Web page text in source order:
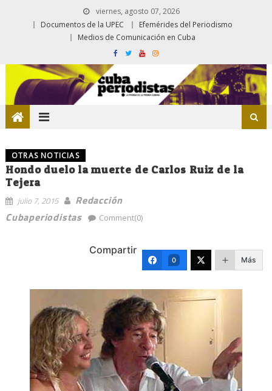
viernes, agosto 07, 2026
Documentos de la UPEC
Efemérides del Periodismo
Medios de Comunicación en Cuba
OTRAS NOTICIAS
Hondo duelo la muerte de Carlos Ruiz de la
Tejera
julio 7, 2015
Redacción
Cubaperiodistas
Comment(0)
Compartir
0 Más